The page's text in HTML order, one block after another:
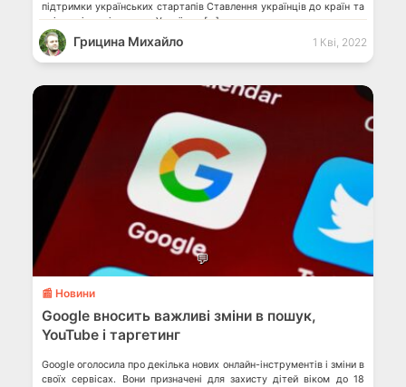
підтримки українських стартапів Ставлення українців до країн та
оцінка рівня підтримки України у […]
Грицина Михайло 1 Кві, 2022
💬
📰 Новини
Google вносить важливі зміни в пошук,
YouTube і таргетинг
Google оголосила про декілька нових онлайн-інструментів і зміни в
своїх сервісах. Вони призначені для захисту дітей віком до 18